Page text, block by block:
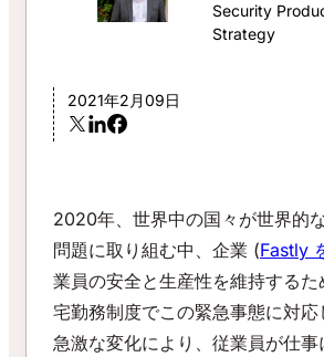
Security
Strategy
2021年2月09日
2020年、世界中の国々が世界的
問題に取り組む中、企業 (Fastly
業員の安全と生産性を維持する
宅勤務制度でこの緊急事態に対
急激な変化により、従業員が仕事